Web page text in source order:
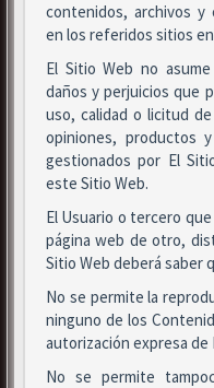
contenidos, archivos
en los referidos sitios
El Sitio Web no
daños y perjuicios que
uso, calidad o licitud
opiniones, productos
gestionados por El
este Sitio Web.
El Usuario o tercero
página web de otro,
Sitio Web deberá saber
No se permite la
ninguno de los
autorización expresa de
No se permite